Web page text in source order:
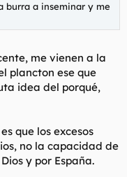
burra a inseminar y me
me vienen a la
plancton ese que
idea del porqué,
que los excesos
no la capacidad de
y por España.